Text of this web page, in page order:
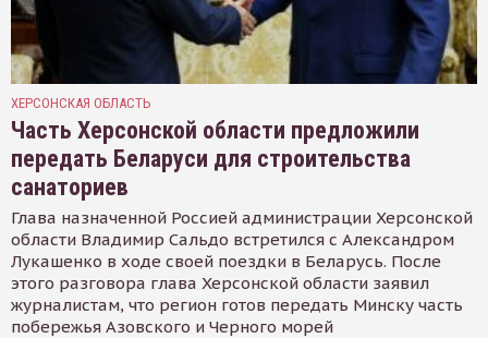
ХЕРСОНСКАЯ ОБЛАСТЬ
Часть Херсонской области предложили
передать Беларуси для строительства
санаториев
Глава назначенной Россией администрации Херсонской
области Владимир Сальдо встретился с Александром
Лукашенко в ходе своей поездки в Беларусь. После
этого разговора глава Херсонской области заявил
журналистам, что регион готов передать Минску часть
побережья Азовского и Черного морей